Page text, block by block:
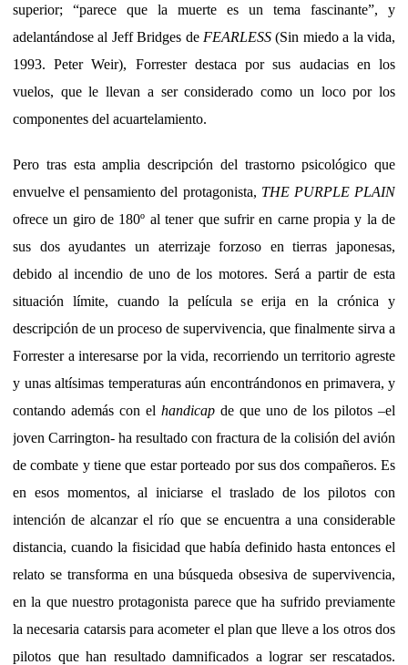
superior; “parece que la muerte es un tema fascinante”, y
adelantándose al Jeff Bridges de FEARLESS (Sin miedo a la vida,
1993. Peter Weir), Forrester destaca por sus audacias en los
vuelos, que le llevan a ser considerado como un loco por los
componentes del acuartelamiento.
Pero tras esta amplia descripción del trastorno psicológico que
envuelve el pensamiento del protagonista, THE PURPLE PLAIN
ofrece un giro de 180º al tener que sufrir en carne propia y la de
sus dos ayudantes un aterrizaje forzoso en tierras japonesas,
debido al incendio de uno de los motores. Será a partir de esta
situación límite, cuando la película se erija en la crónica y
descripción de un proceso de supervivencia, que finalmente sirva a
Forrester a interesarse por la vida, recorriendo un territorio agreste
y unas altísimas temperaturas aún encontrándonos en primavera, y
contando además con el handicap de que uno de los pilotos –el
joven Carrington- ha resultado con fractura de la colisión del avión
de combate y tiene que estar porteado por sus dos compañeros. Es
en esos momentos, al iniciarse el traslado de los pilotos con
intención de alcanzar el río que se encuentra a una considerable
distancia, cuando la fisicidad que había definido hasta entonces el
relato se transforma en una búsqueda obsesiva de supervivencia,
en la que nuestro protagonista parece que ha sufrido previamente
la necesaria catarsis para acometer el plan que lleve a los otros dos
pilotos que han resultado damnificados a lograr ser rescatados.